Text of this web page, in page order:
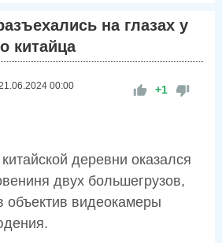
на глазах у
китайца
00:00 +1
деревни оказался
двух большегрузов,
объектив видеокамеры